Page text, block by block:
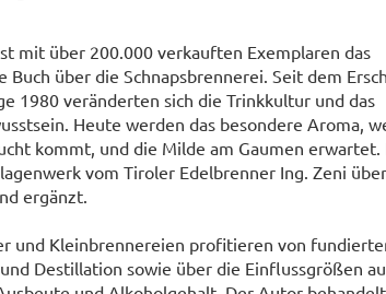
ist mit über 200.000 verkauften Exemplaren das
Buch über die Schnapsbrennerei. Seit dem
1980 veränderten sich die Trinkkultur und das
Heute werden das besondere Aroma,
kommt, und die Milde am Gaumen erwartet.
vom Tiroler Edelbrenner Ing. Zeni
ergänzt.
und Kleinbrennereien profitieren von
Destillation sowie über die Einflussgrößen